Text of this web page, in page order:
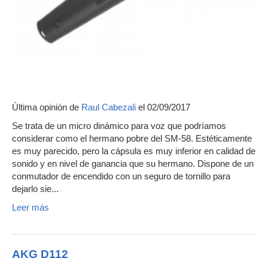
Última opinión de Raul Cabezali el 02/09/2017
Se trata de un micro dinámico para voz que podríamos
considerar como el hermano pobre del SM-58. Estéticamente
es muy parecido, pero la cápsula es muy inferior en calidad de
sonido y en nivel de ganancia que su hermano. Dispone de un
conmutador de encendido con un seguro de tornillo para
dejarlo sie...
Leer más
AKG D112